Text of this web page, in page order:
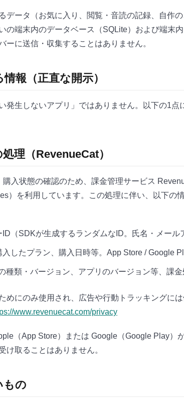
データ（お気に入り、閲覧・音読の記録、自作
の端末内のデータベース（SQLite）および端末
ーに送信・収集することはありません。
報（正直な開示）
発生しないアプリ」ではありません。以下の1点
理（RevenueCat）
入状態の確認のため、課金管理サービス
）を利用しています。この処理に伴い、以下の
（SDKが生成するランダムなID。氏名・メール
したプラン、購入日時等。App Store / Google
種類・バージョン、アプリのバージョン等、課金
めにのみ使用され、広告や行動トラッキングに
www.revenuecat.com/privacy
（App Store）または Google（Google Play）
け取ることはありません。
もの